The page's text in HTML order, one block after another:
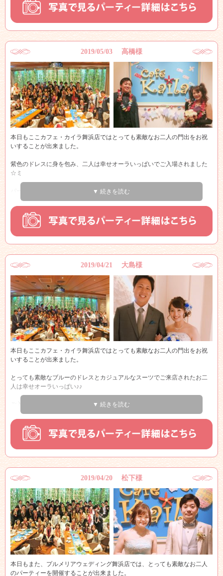
皆さんで、アロハポーズ☆
今回のパーティーで、感動的だったのが
新郎様から新婦様にサプライズでお手紙を！！
新婦様はとても驚いておりました♪
『本当におめでとうございます』
おふたりの末永い幸せをカフェ・カイラ舞浜店
プルメリアウェディングスタッフ一同心よりお祈り申し上げます！！
2019/05/03 高橋様
本日もここカフェ・カイラ舞浜店ではとっても素敵なお二人の門出をお祝
いすることが出来ました。
紫色のドレスに身を包み、二人は幸せオーラいっぱいでご入場されました
☆ミ
パーティーが始まり、いよいよビュフェスタート！！
ゲストの皆様は何をとろうか迷いながらとっても楽しそうですね☆☆
メインテーブルでは、新郎新婦様を中心に皆様写真撮影会！！
皆さんとってもいい笑顔されていますね♪♪
新郎新婦様はゲストの皆様のテーブルを一緒に
披露宴とは違って２次会ではこのように自由に行き来ができるのが、良い
所ですね！！
是非たくさん新郎新婦様と一緒にお話しを楽しんだり、お写真撮ってお楽
しみ下さいませ♪♪
プルメリアのお部屋が光に包まれての退場でとても感動的でした
おふたりの末永い幸せをカフェ・カイラ舞浜店プルメリアウェディングス
タッフ一同心よりお祈り申し上げます！！
▼ 続きを読む
2019/04/21 大島様
本日もここカフェ・カイラ舞浜店ではとっても素敵なお二人の門出をお祝
いすることが出来ました。
とっても素敵なブルーのドレスとカジュアルなスーツでご来店されたお二
人は幸せオーラいっぱい♪♪
ご入場の際も皆様に祝福されお二人の笑顔が印象的でした♪♪
パーティーが始まり、いよいよビュフェスタート！！
ゲストの皆様は何をとろうか迷いながらとっても楽しそうですね☆☆
メインテーブルでは、新郎新婦様を中心に皆様写真撮影会！！
皆さんとってもいい笑顔されていますね♪♪
披露宴とは違って２次会ではこのように自由に行き来ができるのが、良い
是非たくさん新郎新婦様と一緒にお話しを楽しんだり、お写真撮ってお楽
しみ下さいませ♪♪
そして、大島様パーティーで一番思い出に残ったのが、お互いにサプライ
ズを用意されていたところ！！
お互いのことを想い、喜んで欲しいという気持ちがとっても素敵ですね
（泣）
感動しました！！
▼ 続きを読む
2019/04/20 松下様
本日もまた、プルメリアウェディング舞浜店では、とっても素敵なお二人
のパーティーを開催することが出来ました。